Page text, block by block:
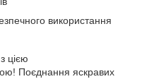
використання
цією
Поєднання яскравих